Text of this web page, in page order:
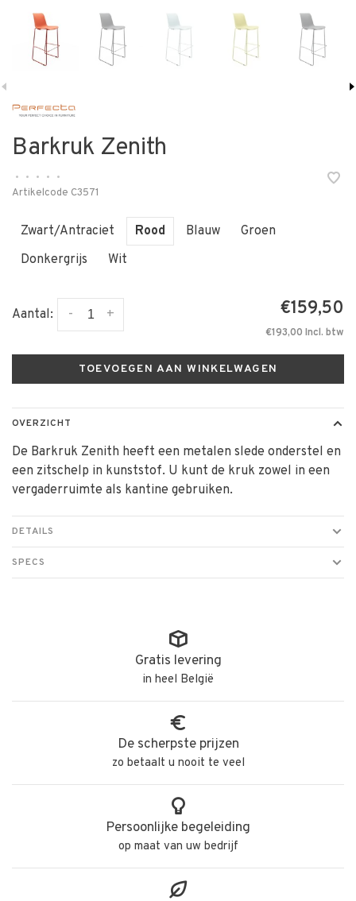
Barkruk Zenith
• • • •
•
Artikelcode C3571
Zwart/Antraciet Rood Blauw
Groen
Donkergrijs
Wit
Aantal: +
- €159,50
€193,00 Incl. btw
TOEVOEGEN AAN WINKELWAGEN
OVERZICHT
De Barkruk Zenith heeft een metalen slede onderstel en
een zitschelp in kunststof. U kunt de kruk zowel in een
vergaderruimte als kantine gebruiken.
DETAILS
SPECS
Gratis levering
in heel België
De scherpste prijzen
zo betaalt u nooit te veel
Persoonlijke begeleiding
op maat van uw bedrijf